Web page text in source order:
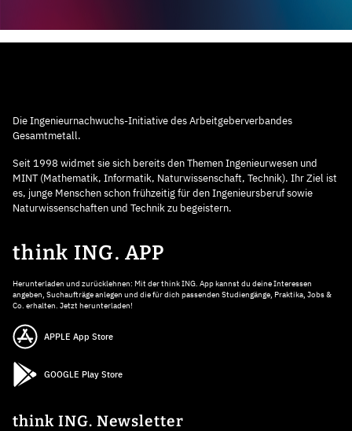
Die Ingenieurnachwuchs-Initiative des Arbeitgeberverbandes
Gesamtmetall.
Seit 1998 widmet sie sich bereits den Themen Ingenieurwesen und
MINT (Mathematik, Informatik, Naturwissenschaft, Technik). Ihr Ziel ist
es, junge Menschen schon frühzeitig für den Ingenieursberuf sowie
Naturwissenschaften und Technik zu begeistern.
think ING. APP
Herunterladen und zurücklehnen: Mit der think ING. App kannst du deine Interessen
angeben, Suchaufträge anlegen und die für dich passenden Studiengänge, Praktika, Jobs &
Co. erhalten. Jetzt herunterladen!
APPLE App Store
GOOGLE Play Store
think ING. Newsletter